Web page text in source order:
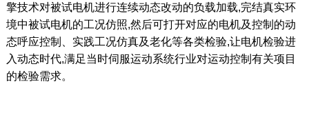
擎技术对被试电机进行连续动态改动的负载加载,完结真实环
境中被试电机的工况仿照,然后可打开对应的电机及控制的动
态呼应控制、实践工况仿真及老化等各类检验,让电机检验进
入动态时代,满足当时伺服运动系统行业对运动控制有关项目
的检验需求。